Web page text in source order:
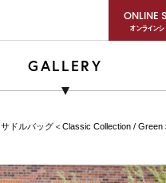
ONLINE
オンライン
GALLERY
サドルバッグ＜Classic Collection / Green